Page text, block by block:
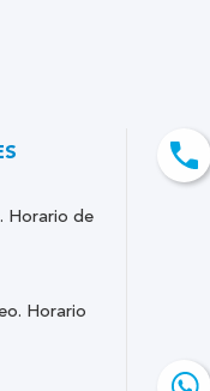
Horario de
Horario